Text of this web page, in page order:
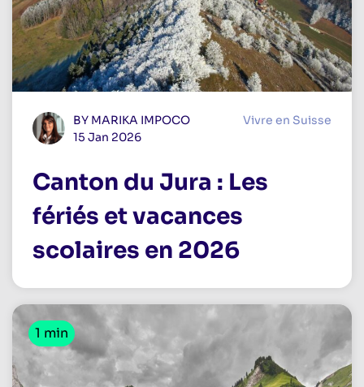
BY MARIKA IMPOCO
15 Jan 2026
Vivre en Suisse
Canton du Jura : Les
fériés et vacances
scolaires en 2026
1 min